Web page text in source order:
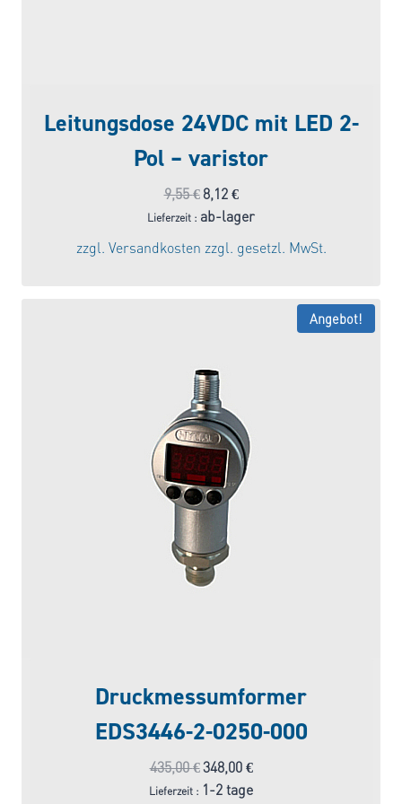
Leitungsdose 24VDC mit LED 2-
Pol – varistor
9,55€ Ursprünglicher
Preis
war:
9,55 €
8,12 €Aktueller
Preis
8,12 €.
Lieferzeit : ab-lager
zzgl. Versandkosten zzgl. gesetzl. MwSt.
Angebot!
Druckmessumformer
EDS3446-2-0250-000
435,00€Ursprünglicher
Preis
348,00 €Aktueller
Preis
Lieferzeit : 1-2 tage